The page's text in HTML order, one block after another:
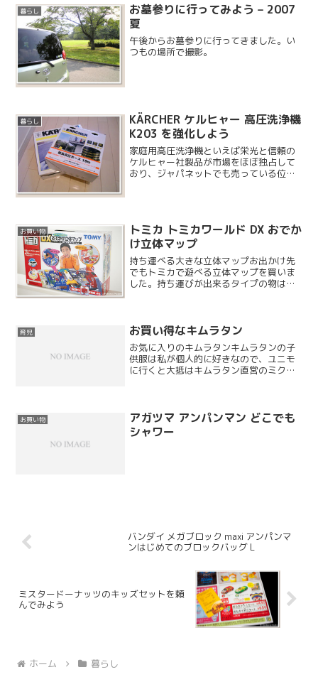
暮らし
お墓参りに行ってみよう – 2007
夏
午後からお墓参りに行ってきました。い
つもの場所で撮影。
暮らし
KÄRCHER ケルヒャー 高圧洗浄機
K203 を強化しよう
家庭用高圧洗浄機といえば栄光と信頼の
ケルヒャー社製品が市場をほぼ独占して
おり、ジャパネットでも売っている位で
お買い物
トミカ トミカワールド DX おでか
け立体マップ
持ち運べる大きな立体マップお出かけ先
でもトミカで遊べる立体マップを買いま
した。持ち運びが出来るタイプの物は、
ディマップやパノラマバッ...
育児 お買い得なキムラタン
お気に入りのキムラタンキムラタンの子
供服は私が個人的に好きなので、ユニモ
に行くと大抵はキムラタン直営のミクサ
お買い物
アガツマ アンパンマン どこでも
シャワー
バンダイ メガブロック maxi アンパンマ
ンはじめてのブロックバッグ L
ミスタードーナッツのキッズセットを頼
んでみよう
ホーム 暮らし